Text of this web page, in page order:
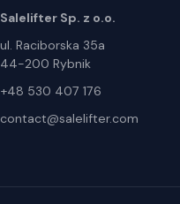
Salelifter Sp. z o.o.
ul. Raciborska 35a
44-200 Rybnik
+48 530 407 176
contact@salelifter.com